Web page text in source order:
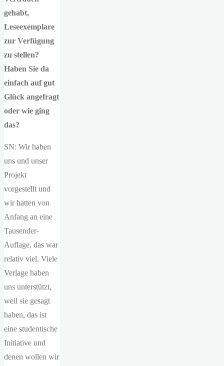
gehabt,
Leseexemplare
zur Verfügung
zu stellen?
Haben Sie da
einfach auf gut
Glück angefragt
oder wie ging
das?
SN: Wir haben
uns und unser
Projekt
vorgestellt und
wir hatten von
Anfang an eine
Tausender-
Auflage, das war
relativ viel. Viele
Verlage haben
uns unterstützt,
weil sie gesagt
haben, das ist
eine studentische
Initiative und
denen wollen wir